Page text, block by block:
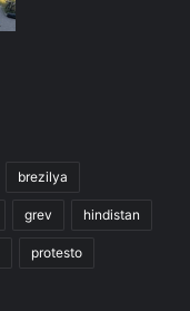
brezilya
grev hindistan
protesto